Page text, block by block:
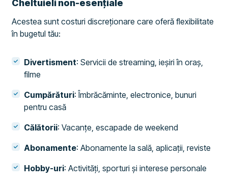
Cheltuieli non-esențiale
Acestea sunt costuri discreționare care oferă flexibilitate
în bugetul tău:
Divertisment: Servicii de streaming, ieșiri în oraș,
filme
Cumpărături: Îmbrăcăminte, electronice, bunuri
pentru casă
Călătorii: Vacanțe, escapade de weekend
Abonamente: Abonamente la sală, aplicații, reviste
Hobby-uri: Activități, sporturi și interese personale